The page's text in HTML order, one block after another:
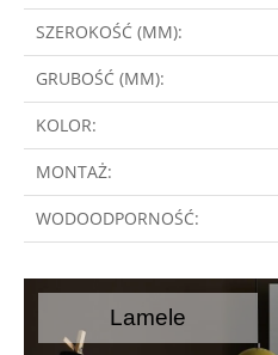
SZEROKOŚĆ (MM):
GRUBOŚĆ (MM):
KOLOR:
MONTAŻ:
WODOODPORNOŚĆ:
Lamele